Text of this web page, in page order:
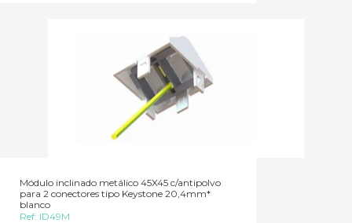
Módulo inclinado metálico 45X45 c/antipolvo
para 2 conectores tipo Keystone 20,4mm*
blanco
Ref: ID49M